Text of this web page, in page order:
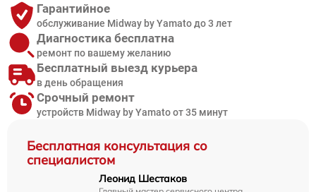
Бесплатная консультация со
специалистом
Леонид Шестаков
Гарантийное
обслуживание Midway by Yamato до 3 лет
Диагностика бесплатна
ремонт по вашему желанию
Бесплатный выезд курьера
в день обращения
Срочный ремонт
устройств Midway by Yamato от 35 минут